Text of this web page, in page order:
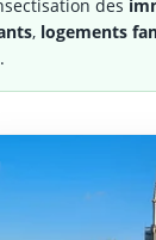
des
, logements
.